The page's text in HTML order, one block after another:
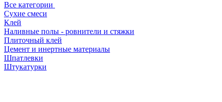
Все категории
Сухие смеси
Клей
Наливные полы - ровнители и стяжки
Плиточный клей
Цемент и инертные материалы
Шпатлевки
Штукатурки